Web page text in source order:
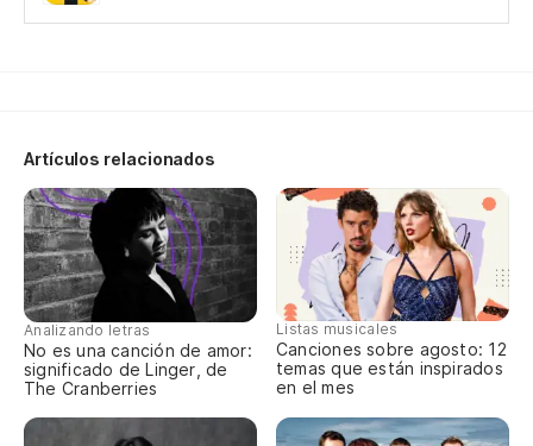
Artículos relacionados
Analizando letras
No es una canción de amor:
significado de Linger, de
The Cranberries
Listas musicales
Canciones sobre agosto: 12
temas que están inspirados
en el mes